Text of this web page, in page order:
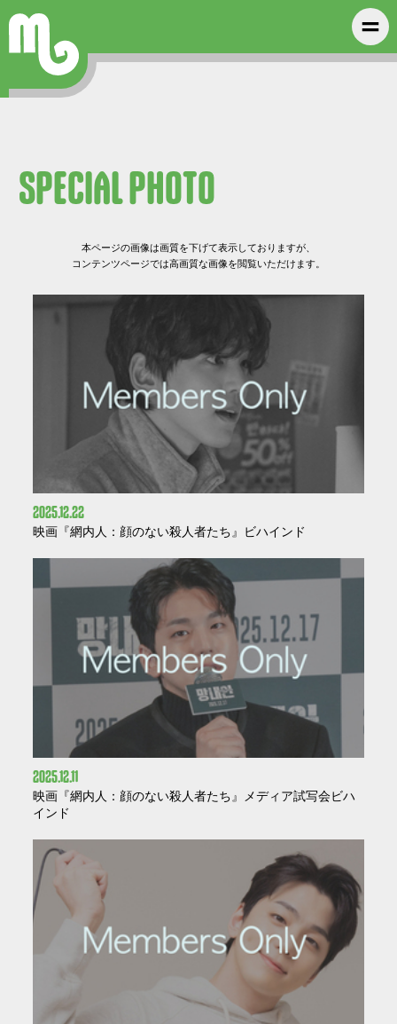
SPECIAL PHOTO
本ページの画像は画質を下げて表示しておりますが、
コンテンツページでは高画質な画像を閲覧いただけます。
20251222
映画『網内人：顔のない殺人者たち』ビハインド
20251211
映画『網内人：顔のない殺人者たち』メディア試写会ビハ
インド